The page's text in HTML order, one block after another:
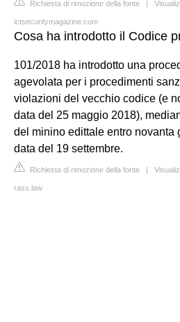
Richiesta di rimozione della fonte |
ictsecuritymagazine.com
Cosa ha introdotto il Codice
101/2018 ha introdotto una
agevolata per i procedimenti
violazioni del vecchio codice (e
data del 25 maggio 2018),
del minino edittale entro novanta
data del 19 settembre.
Richiesta di rimozione della fonte |
rass.law